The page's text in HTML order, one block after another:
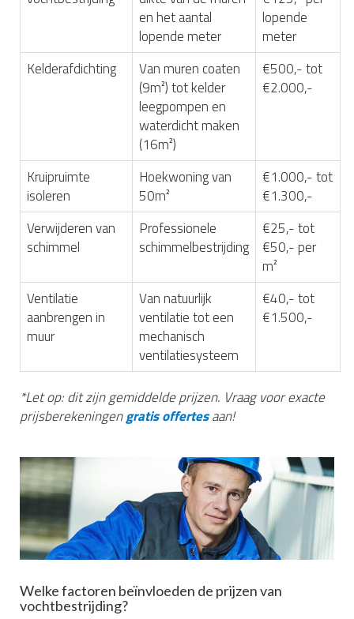
en het aantal
lopende meter
lopende
meter
Kelderafdichting
Van muren coaten
(9m²) tot kelder
leegpompen en
waterdicht maken
(16m²)
€500,- tot
€2.000,-
Kruipruimte
isoleren
Hoekwoning van
50m²
€1.000,- tot
€1.300,-
Verwijderen van
schimmel
Professionele
schimmelbestrijding
€25,- tot
€50,- per
m²
Ventilatie
aanbrengen in
muur
Van natuurlijk
ventilatie tot een
mechanisch
ventilatiesysteem
€40,- tot
€1.500,-
*Let op: dit zijn gemiddelde prijzen. Vraag voor exacte
prijsberekeningengratis offertesaan!
Welke factoren beïnvloeden de prijzen van
vochtbestrijding?